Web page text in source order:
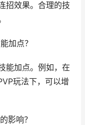
招效果。合理的技
加点？
能加点。例如，在
玩法下，可以增
影响？